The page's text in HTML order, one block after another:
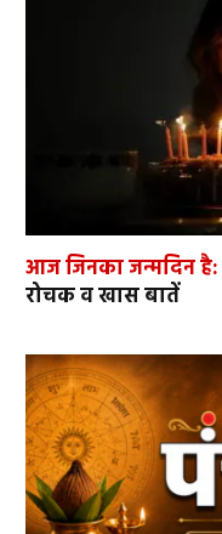
आज जिनका जन्मदिन है:
रोचक व खास बातें